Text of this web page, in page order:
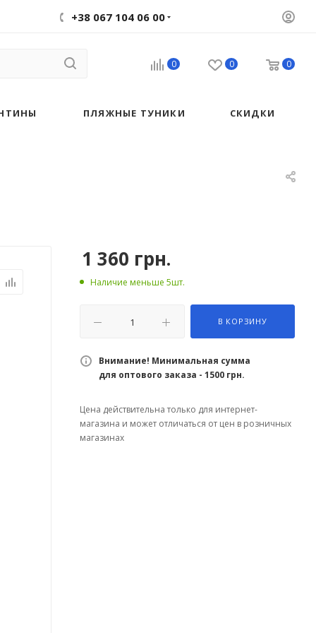
+38 067 104 06 00
0 0 0
ПЛЯЖНЫЕ ТУНИКИ СКИДКИ
1 360 грн.
Наличие меньше 5шт.
В КОРЗИНУ
Внимание! Минимальная сумма
для оптового заказа - 1500 грн.
Цена действительна только для интернет-
магазина и может отличаться от цен в розничных
магазинах